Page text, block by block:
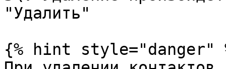
"Удалить"
{% hint style="danger"